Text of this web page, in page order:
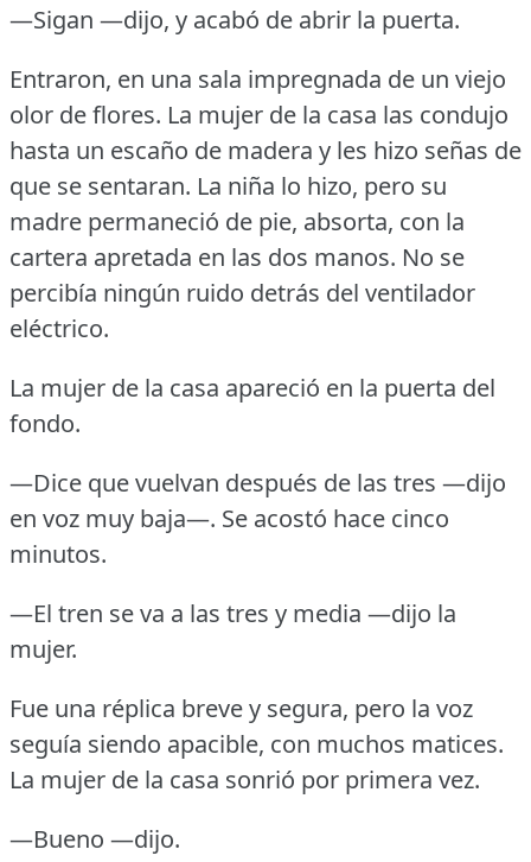
—Sigan —dijo, y acabó de abrir la puerta.
Entraron, en una sala impregnada de un viejo
olor de flores. La mujer de la casa las condujo
hasta un escaño de madera y les hizo señas de
que se sentaran. La niña lo hizo, pero su
madre permaneció de pie, absorta, con la
cartera apretada en las dos manos. No se
percibía ningún ruido detrás del ventilador
eléctrico.
La mujer de la casa apareció en la puerta del
fondo.
—Dice que vuelvan después de las tres —dijo
en voz muy baja—. Se acostó hace cinco
minutos.
—El tren se va a las tres y media —dijo la
mujer.
Fue una réplica breve y segura, pero la voz
seguía siendo apacible, con muchos matices.
La mujer de la casa sonrió por primera vez.
—Bueno —dijo.